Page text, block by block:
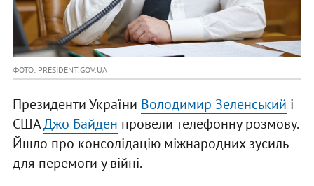
ФОТО: PRESIDENT.GOV.UA
Президенти України Володимир Зеленський і
СШАДжо Байден провели телефонну розмову.
Йшло про консолідацію міжнародних зусиль
для перемоги у війні.